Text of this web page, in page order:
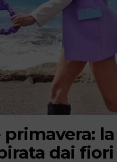
dai fiori